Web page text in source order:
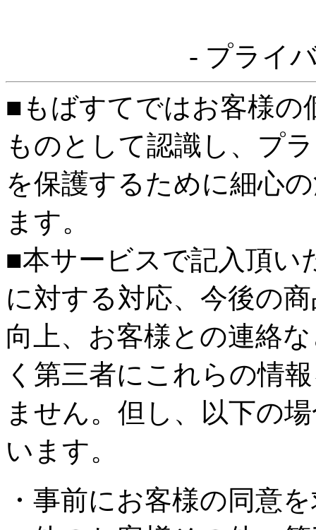
- プライ
■もばすてではお客様の
ものとして認識し、プ
を保護するために細心
ます。
■本サービスで記入頂い
に対する対応、今後の
向上、お客様との連絡
く第三者にこれらの情
ません。但し、以下の
います。
・事前にお客様の同意